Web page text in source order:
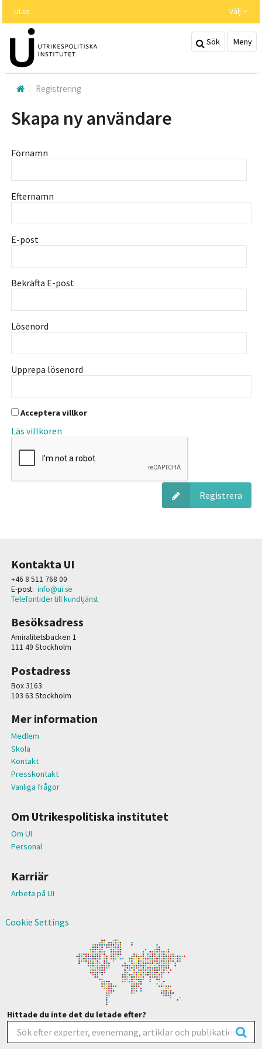
huvudinnehållet
UI.se Välj
Sök Meny
Registrering
Skapa ny användare
Förnamn
Efternamn
E-post
Bekräfta E-post
Lösenord
Upprepa lösenord
Acceptera villkor
Läs villkoren
Registrera
Kontakta UI
+46 8 511 768 00
E-post: info@ui.se
Telefontider till kundtjänst
Besöksadress
Amiralitetsbacken 1
111 49 Stockholm
Postadress
Box 3163
103 63 Stockholm
Mer information
Medlem
Skola
Kontakt
Presskontakt
Vanliga frågor
Om Utrikespolitiska institutet
Om UI
Personal
Karriär
Arbeta på UI
Cookie Settings
Hittade du inte det du letade efter?